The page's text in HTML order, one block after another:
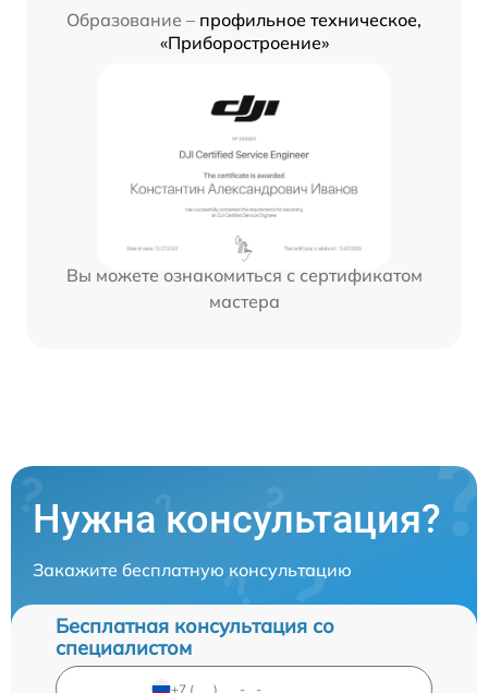
Образование – профильное техническое,
«Приборостроение»
Вы можете ознакомиться с сертификатом
мастера
Нужна консультация?
Закажите бесплатную консультацию
Бесплатная консультация со
специалистом